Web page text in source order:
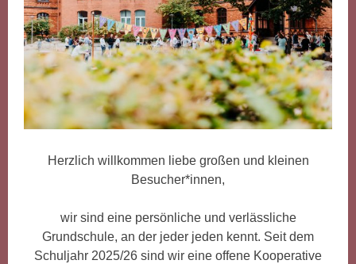
Herzlich willkommen liebe großen und kleinen
Besucher*innen,
wir sind eine persönliche und verlässliche
Grundschule, an der jeder jeden kennt. Seit dem
Schuljahr 2025/26 sind wir eine offene Kooperative